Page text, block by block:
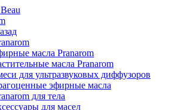
масла Pranarom
масла Pranarom
для ультразвуковых диффузоров
эфирные масла
для тела
для масел